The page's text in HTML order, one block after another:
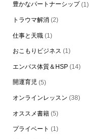
豊かなパートナーシップ(1)
トラウマ解消(2)
仕事と天職(1)
おこもりビジネス (1)
エンパス体質＆HSP(14)
開運育児(5)
オンラインレッスン (38)
オススメ書籍(5)
プライベート (1)